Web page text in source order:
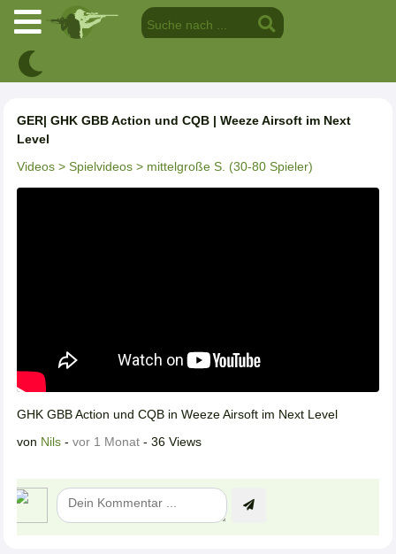
GER| GHK GBB Action und CQB | Weeze Airsoft im Next
Level
Videos > Spielvideos > mittelgroße S. (30-80 Spieler)
GHK GBB Action und CQB in Weeze Airsoft im Next Level
von Nils - vor 1 Monat - 36 Views